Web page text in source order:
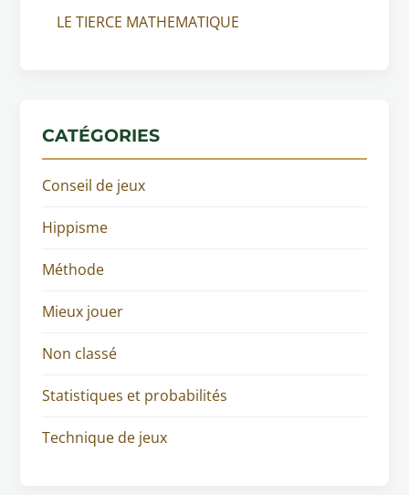
LE TIERCE MATHEMATIQUE
CATÉGORIES
Conseil de jeux
Hippisme
Méthode
Mieux jouer
Non classé
Statistiques et probabilités
Technique de jeux